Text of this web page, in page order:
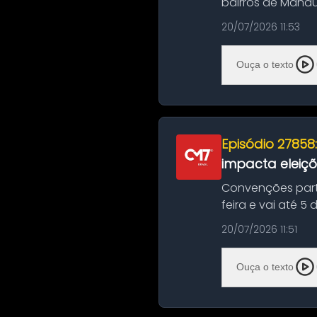
serviços de
20/07/2026 11:53
Ouça o texto
Episódio
impacta
Convenções
feira e vai até 5
suas convençõ...
20/07/2026 11:51
Ouça o texto